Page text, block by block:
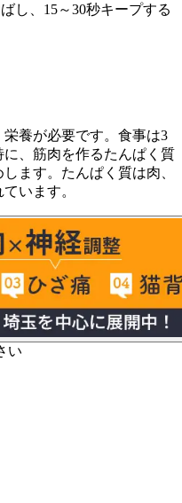
し、15～30秒キープする
養が必要です。食事は3
、筋肉を作るたんぱく質
ます。たんぱく質は肉、
います。
い